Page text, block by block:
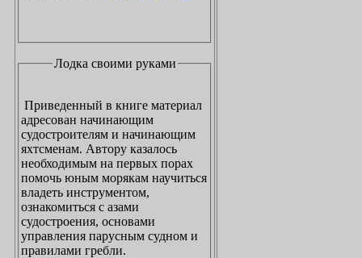
Лодка своими руками
Приведенный в книге материал
адресован начинающим
судостроителям и начинающим
яхтсменам. Автору казалось
необходимым на первых порах
помочь юным морякам научиться
владеть инструментом,
ознакомиться с азами
судостроения, основами
управления парусным судном и
правилами гребли.